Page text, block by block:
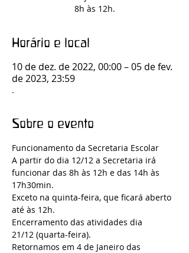
8h às 12h.
Horário e local
10 de dez. de 2022, 00:00 – 05 de fev.
de 2023, 23:59
.
Sobre o evento
Funcionamento da Secretaria Escolar
A partir do dia 12/12 a Secretaria irá
funcionar das 8h às 12h e das 14h às
17h30min.
Exceto na quinta-feira, que ficará aberto
até às 12h.
Encerramento das atividades dia
21/12 (quarta-feira).
Retornamos em 4 de Janeiro das